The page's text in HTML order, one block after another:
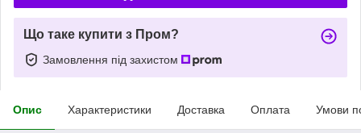
Що таке купити з Пром?
Замовлення під захистом
Опис Характеристики Доставка Оплата Умови